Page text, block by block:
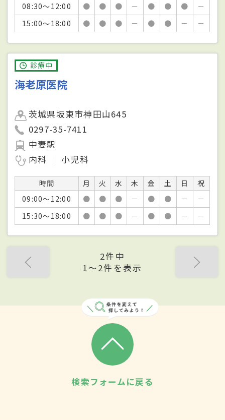
08:30～12:00
● ● ● － ● ● ●
－
15:00～18:00
● ● ● － ● ● － －
診療中
海老原医院
茨城県坂東市神田山645
0297-35-7411
中妻駅
内科
小児科
時間 月 火 水 木 金 土 日
祝
09:00～12:00
● ● ● － ● ● －
－
15:30～18:00
● ● ● － ● ● － －
2件中
1〜2件を表示
検索フォームに戻る